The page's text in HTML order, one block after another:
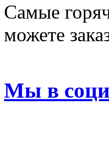
Самые
можете
Мы в